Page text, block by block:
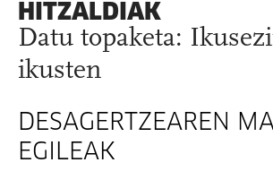
HITZALDIAK
Datu topaketa:
ikusten
DESAGERTZEAREN
EGILEAK